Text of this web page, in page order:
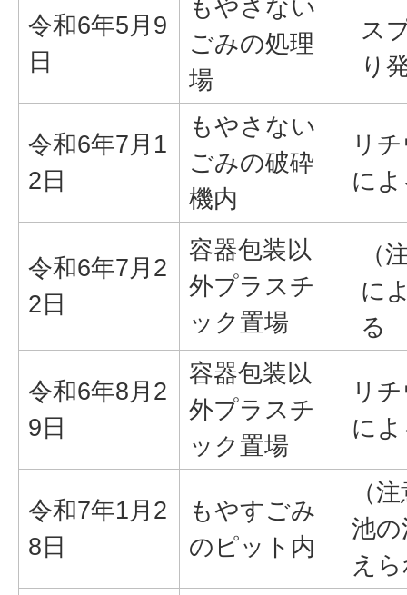
令和6年5月9
日
もやさない
ごみの処理
場
ス
り
令和6年7月1
2日
もやさない
ごみの破砕
機内
リ
に
令和6年7月2
2日
容器包装以
外プラスチ
ック置場
（
に
る
令和6年8月2
9日
容器包装以
外プラスチ
ック置場
リ
に
令和7年1月2
8日
もやすごみ
のピット内
（
池
え